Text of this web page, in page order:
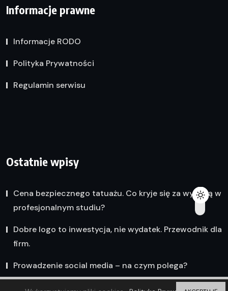
Informacje prawne
Informacje RODO
Polityka Prywatności
Regulamin serwisu
Ostatnie wpisy
Cena bezpiecznego tatuażu. Co kryje się za wyceną w
profesjonalnym studiu?
Dobre logo to inwestycja, nie wydatek. Przewodnik dla
firm.
Prowadzenie social media – na czym polega?